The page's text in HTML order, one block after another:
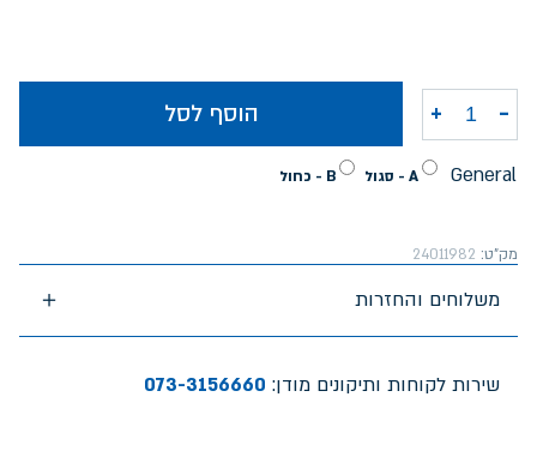
General A - סגול B - כחול
- כמות של קלמר 2 תאים כראמל
+ הוסף לסל
מק"ט: 24011982
משלוחים והחזרות
שירות לקוחות ותיקונים מודן: 073-3156660